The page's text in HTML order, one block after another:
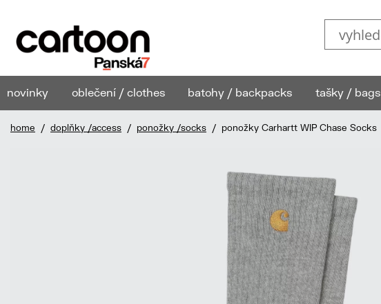
novinky oblečení / clothes batohy / backpacks tašky / bags
home / doplňky /access / ponožky /socks / ponožky Carhartt WIP Chase Socks